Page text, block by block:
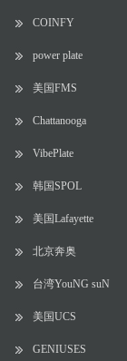
COINFY
power plate
美国FMS
Chattanooga
VibePlate
韩国SPOL
美国Lafayette
北京奔奥
台湾YouNG suN
美国UCS
GENIUSES